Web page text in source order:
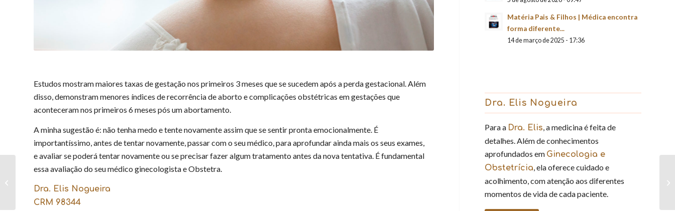
Estudos mostram maiores taxas de gestação nos primeiros 3 meses que se sucedem após a perda gestacional. Além
disso, demonstram menores índices de recorrência de aborto e complicações obstétricas em gestações que
aconteceram nos primeiros 6 meses pós um abortamento.
A minha sugestão é: não tenha medo e tente novamente assim que se sentir pronta emocionalmente. É
importantíssimo, antes de tentar novamente, passar com o seu médico, para aprofundar ainda mais os seus exames,
e avaliar se poderá tentar novamente ou se precisar fazer algum tratamento antes da nova tentativa. É fundamental
essa avaliação do seu médico ginecologista e Obstetra.
Dra. Elis Nogueira
CRM 98344
Matéria Pais & Filhos | Médica encontra
forma diferente...
14 de março de 2025 - 17:36
Dra. Elis Nogueira
Para a Dra. Elis, a medicina é feita de
detalhes. Além de conhecimentos
aprofundados em Ginecologia e
Obstetrícia, ela oferece cuidado e
acolhimento, com atenção aos diferentes
momentos de vida de cada paciente.
Como identificar
hormonais?